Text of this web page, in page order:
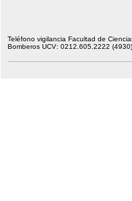
Teléfono vigilancia Facultad de
Bomberos UCV: 0212.605.2222